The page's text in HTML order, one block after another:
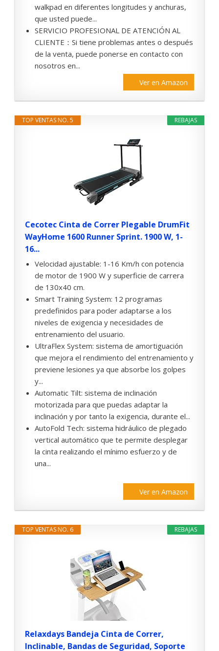
walkpad en diferentes longitudes y anchuras,
que usted puede...
SERVICIO PROFESIONAL DE ATENCIÓN AL
CLIENTE：Si tiene problemas antes o después
de la venta, puede ponerse en contacto con
nosotros en...
Ver en Amazon
REBAJAS
TOP VENTAS NO. 5
Cecotec Cinta de Correr Plegable DrumFit
WayHome 1600 Runner Sprint. 1900 W, 1-
16...
Velocidad ajustable: 1-16 Km/h con potencia
de motor de 1900 W y superficie de carrera
de 130x40 cm.
Smart Training System: 12 programas
predefinidos para poder adaptarse a los
niveles de exigencia y necesidades de
entrenamiento del usuario.
UltraFlex System: sistema de amortiguación
que mejora el rendimiento del entrenamiento y
previene lesiones ya que absorbe los golpes
y...
Automatic Tilt: sistema de inclinación
motorizada para que puedas adaptar la
inclinación y por tanto la exigencia, durante el...
AutoFold Tech: sistema hidráulico de plegado
vertical automático que te permite desplegar
la cinta realizando el mínimo esfuerzo y de
una...
Ver en Amazon
REBAJAS
TOP VENTAS NO. 6
Relaxdays Bandeja Cinta de Correr,
Inclinable, Bandas de Seguridad, Soporte